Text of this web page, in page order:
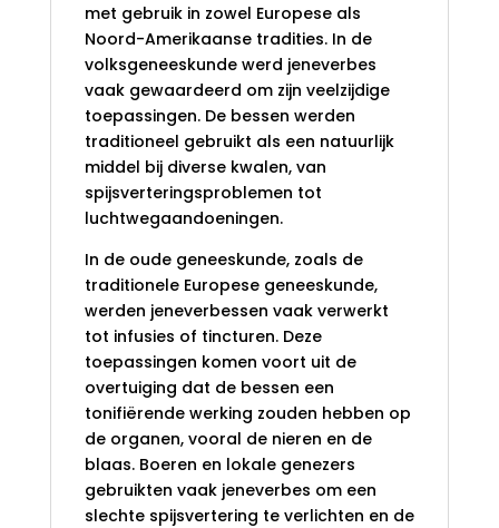
met gebruik in zowel Europese als
Noord-Amerikaanse tradities. In de
volksgeneeskunde werd jeneverbes
vaak gewaardeerd om zijn veelzijdige
toepassingen. De bessen werden
traditioneel gebruikt als een natuurlijk
middel bij diverse kwalen, van
spijsverteringsproblemen tot
luchtwegaandoeningen.
In de oude geneeskunde, zoals de
traditionele Europese geneeskunde,
werden jeneverbessen vaak verwerkt
tot infusies of tincturen. Deze
toepassingen komen voort uit de
overtuiging dat de bessen een
tonifiërende werking zouden hebben op
de organen, vooral de nieren en de
blaas. Boeren en lokale genezers
gebruikten vaak jeneverbes om een
slechte spijsvertering te verlichten en de